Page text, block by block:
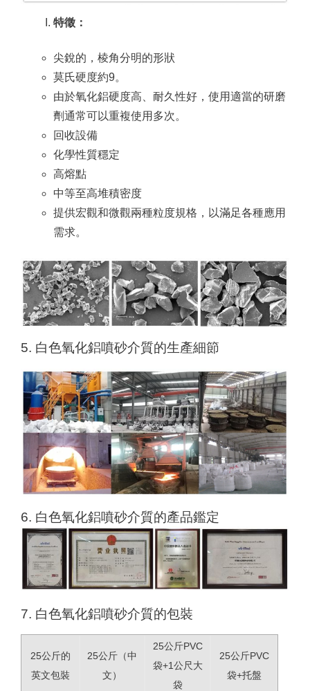
特徵：
尖銳的，棱角分明的形狀
莫氏硬度約9。
由於氧化鋁硬度高、耐久性好，使用適當的研磨
劑通常可以重複使用多次。
回收設備
化學性質穩定
高熔點
中等至高堆積密度
提供宏觀和微觀兩種粒度規格，以滿足各種應用
需求。
5. 白色氧化鋁噴砂介質的生產細節
6. 白色氧化鋁噴砂介質的產品鑑定
7. 白色氧化鋁噴砂介質的包裝
25公斤的
英文包裝
25公斤（中
文）
25公斤PVC
袋+1公尺大
袋
25公斤PVC
袋+托盤